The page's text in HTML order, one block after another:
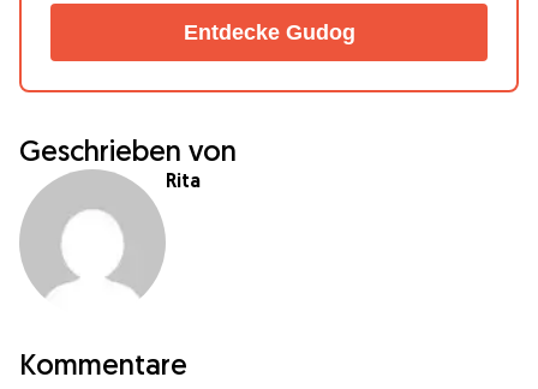
Entdecke Gudog
Geschrieben von
Rita
Kommentare